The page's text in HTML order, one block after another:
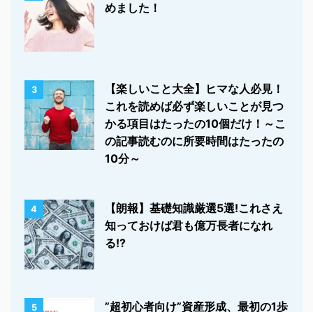
めました！
3
【楽しいこと大全】ヒマな人必見！
これを読めば必ず楽しいことが見つ
かる項目はたったの10個だけ！～こ
の記事読むのに所要時間はたったの
10分～
4
【朗報】基礎知識厳選5選!これさえ
知っておけば君も億万長者になれ
る!?
5
”超初心者向け”資産形成、最初の1歩